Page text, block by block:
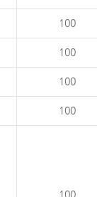
100
100
100
100
100